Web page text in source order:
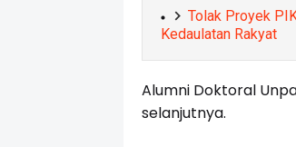
Tolak Proyek
Kedaulatan Rakyat
Alumni Doktoral
selanjutnya.